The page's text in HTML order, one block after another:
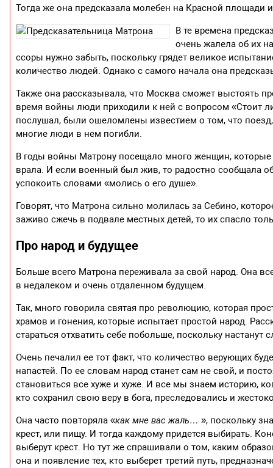
Тогда же она предсказала молебен на Красной площади
В те времена
очень жалела об их
ссоры нужно забыть, поскольку грядет великое
количество людей. Однако с самого начала она
Также она рассказывала, что Москва сможет выстоять
время войны люди приходили к ней с вопросом «Стоит
послушал, были ошеломлены известием о том, что
многие люди в нем погибли.
В годы войны Матрону посещало много женщин,
врала. И если военный был жив, то радостно сообщала
успокоить словами «молись о его душе».
Говорят, что Матрона сильно молилась за Себино,
заживо сжечь в подвале местных детей, то их спасло
Про народ и будущее
Больше всего Матрона переживала за свой народ. Она
в недалеком и очень отдаленном будущем.
Так, много говорила святая про революцию, которая
храмов и гонения, которые испытает простой народ.
стараться отхватить себе побольше, поскольку
Очень печалил ее тот факт, что количество верующих
напастей. По ее словам народ станет сам не свой, и
становиться все хуже и хуже. И все мы знаем историю,
кто сохранил свою веру в бога, преследовались и
Она часто повторяла «как мне вас жаль… », поскольку
крест, или пищу. И тогда каждому придется выбирать.
выберут крест. Но тут же спрашивали о том, каким
она и появление тех, кто выберет третий путь,